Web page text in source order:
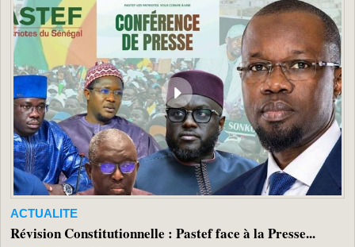
ACTUALITE
Révision Constitutionnelle : Pastef face à la Presse...